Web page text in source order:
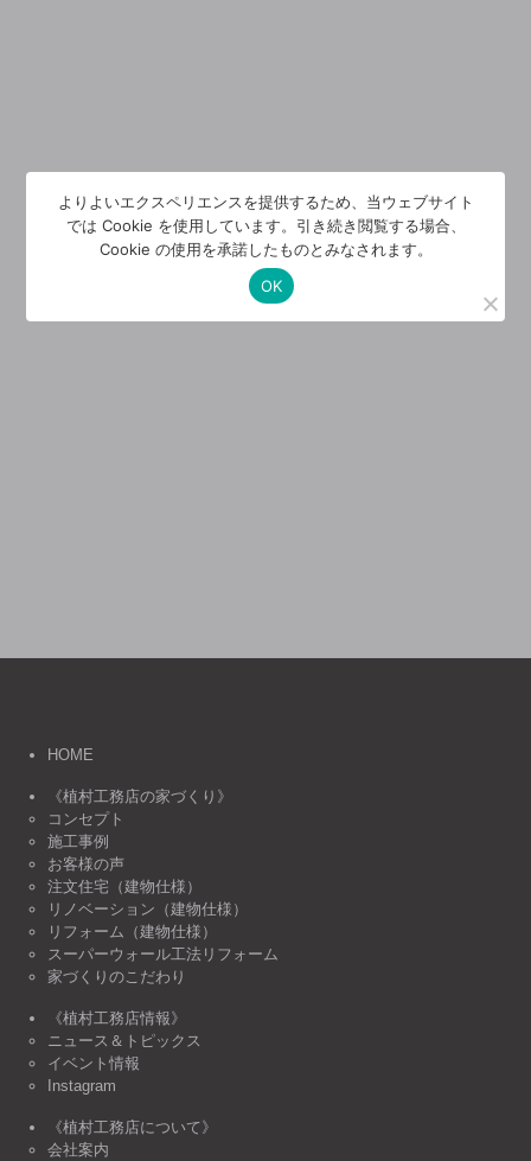
HOME
《植村工務店の家づくり》
コンセプト
施工事例
お客様の声
注文住宅（建物仕様）
リノベーション（建物仕様）
リフォーム（建物仕様）
スーパーウォール工法リフォーム
家づくりのこだわり
《植村工務店情報》
ニュース＆トピックス
イベント情報
Instagram
《植村工務店について》
会社案内
よりよいエクスペリエンスを提供するため、当ウェブサイト
では Cookie を使用しています。引き続き閲覧する場合、
Cookie の使用を承諾したものとみなされます。
OK